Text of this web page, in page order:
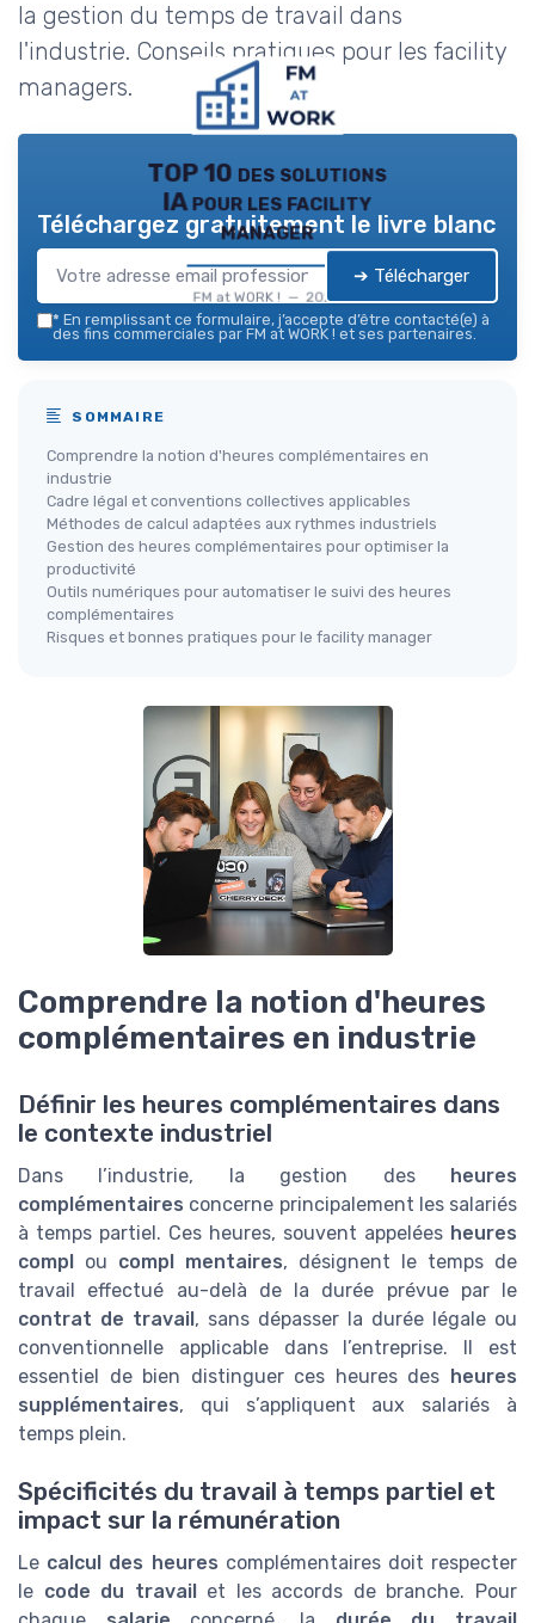
la gestion du temps de travail dans
l'industrie. Conseils pratiques pour les facility
managers.
TOP 10 des solutions
IA pour les facility
manager
FM at WORK ! — 2026
Téléchargez gratuitement le livre blanc
➔ Télécharger
* En remplissant ce formulaire, j’accepte d’être contacté(e) à
des fins commerciales par FM at WORK ! et ses partenaires.
SOMMAIRE
Comprendre la notion d'heures complémentaires en
industrie
Cadre légal et conventions collectives applicables
Méthodes de calcul adaptées aux rythmes industriels
Gestion des heures complémentaires pour optimiser la
productivité
Outils numériques pour automatiser le suivi des heures
complémentaires
Risques et bonnes pratiques pour le facility manager
Comprendre la notion d'heures
complémentaires en industrie
Définir les heures complémentaires dans
le contexte industriel
Dans l’industrie, la gestion des heures
complémentaires concerne principalement les salariés
à temps partiel. Ces heures, souvent appelées heures
compl ou compl mentaires, désignent le temps de
travail effectué au-delà de la durée prévue par le
contrat de travail, sans dépasser la durée légale ou
conventionnelle applicable dans l’entreprise. Il est
essentiel de bien distinguer ces heures des heures
supplémentaires, qui s’appliquent aux salariés à
temps plein.
Spécificités du travail à temps partiel et
impact sur la rémunération
Le calcul des heures complémentaires doit respecter
le code du travail
et les accords de branche. Pour